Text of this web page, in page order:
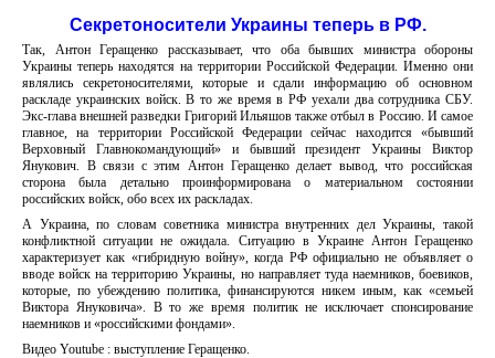
Секретоносители Украины теперь в РФ.
Так, Антон Геращенко рассказывает, что оба бывших министра обороны
Украины теперь находятся на территории Российской Федерации. Именно они
являлись секретоносителями, которые и сдали информацию об основном
раскладе украинских войск. В то же время в РФ уехали два сотрудника СБУ.
Экс-глава внешней разведки Григорий Ильяшов также отбыл в Россию. И самое
главное, на территории Российской Федерации сейчас находится «бывший
Верховный Главнокомандующий» и бывший президент Украины Виктор
Янукович. В связи с этим Антон Геращенко делает вывод, что российская
сторона была детально проинформирована о материальном состоянии
российских войск, обо всех их раскладах.
А Украина, по словам советника министра внутренних дел Украины, такой
конфликтной ситуации не ожидала. Ситуацию в Украине Антон Геращенко
характеризует как «гибридную войну», когда РФ официально не объявляет о
вводе войск на территорию Украины, но направляет туда наемников, боевиков,
которые, по убеждению политика, финансируются никем иным, как «семьей
Виктора Януковича». В то же время политик не исключает спонсирование
наемников и «российскими фондами».
Видео Youtube : выступление Геращенко.